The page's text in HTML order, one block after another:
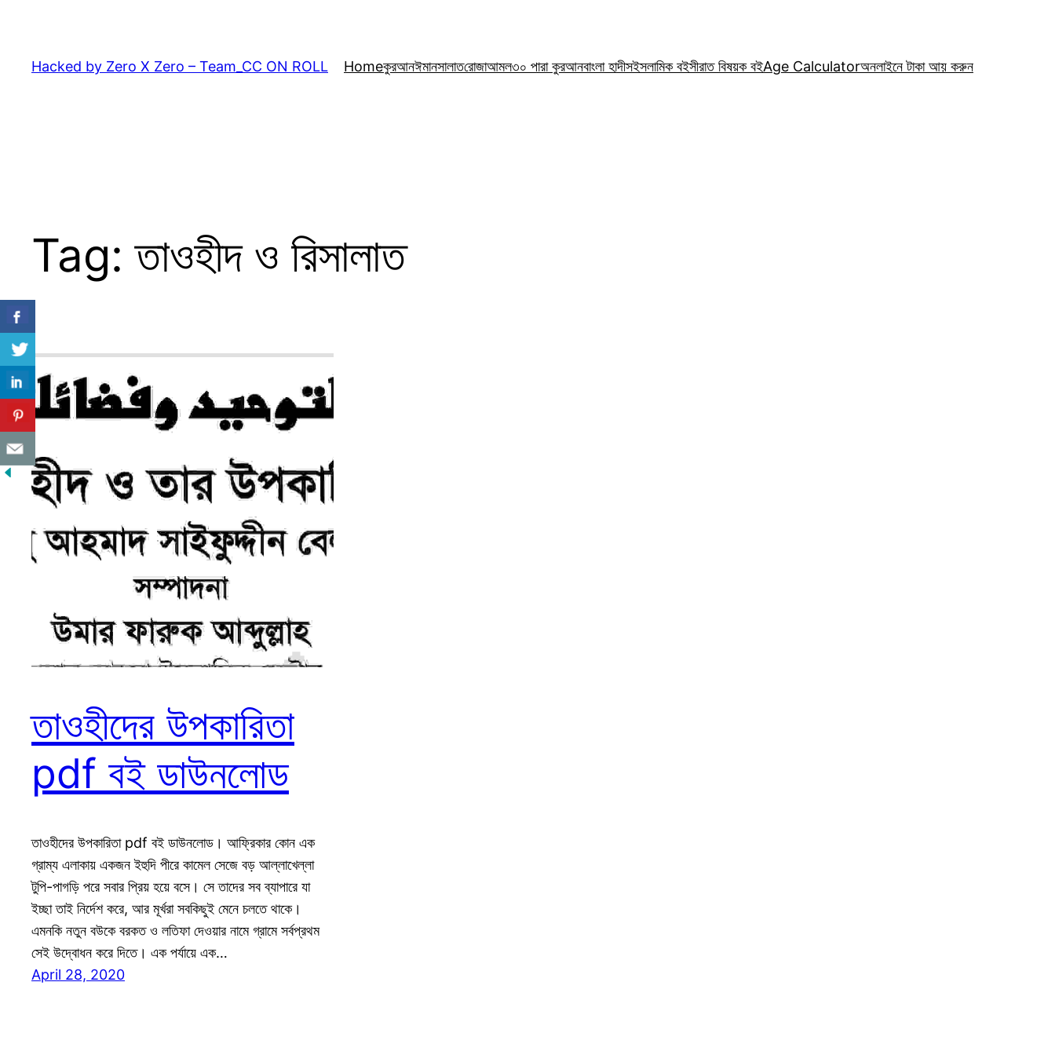
content
Hacked by Zero X Zero – Team_CC ON ROLL Homeকুরআনঈমানসালাতরোজাআমল৩০ পারা কুরআনবাংলা হাদীসইসলামিক বইসীরাত বিষয়ক বইAge Calculatorঅনলাইনে টাকা আয় করুন
Tag:তাওহীদ ও রিসালাত
তাওহীদের উপকারিতা
pdf বই ডাউনলোড
তাওহীদের উপকারিতা pdf বই ডাউনলোড। আফ্রিকার কোন এক
গ্রাম্য এলাকায় একজন ইহুদি পীরে কামেল সেজে বড় আল্লাখেল্লা
টুপি-পাগড়ি পরে সবার প্রিয় হয়ে বসে। সে তাদের সব ব্যাপারে যা
ইচ্ছা তাই নির্দেশ করে, আর মূর্খরা সবকিছুই মেনে চলতে থাকে।
এমনকি নতুন বউকে বরকত ও লতিফা দেওয়ার নামে গ্রামে সর্বপ্রথম
সেই উদ্বোধন করে দিতে। এক পর্যায়ে এক…
April 28, 2020